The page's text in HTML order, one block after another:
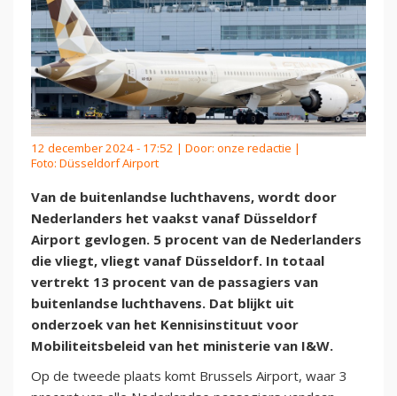
12 december 2024 - 17:52 | Door: onze redactie |
Foto: Düsseldorf Airport
Van de buitenlandse luchthavens, wordt door
Nederlanders het vaakst vanaf Düsseldorf
Airport gevlogen. 5 procent van de Nederlanders
die vliegt, vliegt vanaf Düsseldorf. In totaal
vertrekt 13 procent van de passagiers van
buitenlandse luchthavens. Dat blijkt uit
onderzoek van het Kennisinstituut voor
Mobiliteitsbeleid van het ministerie van I&W.
Op de tweede plaats komt Brussels Airport, waar 3